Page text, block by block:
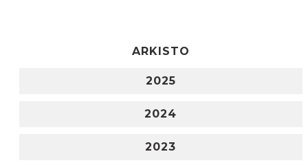
ARKISTO
2025
2024
2023